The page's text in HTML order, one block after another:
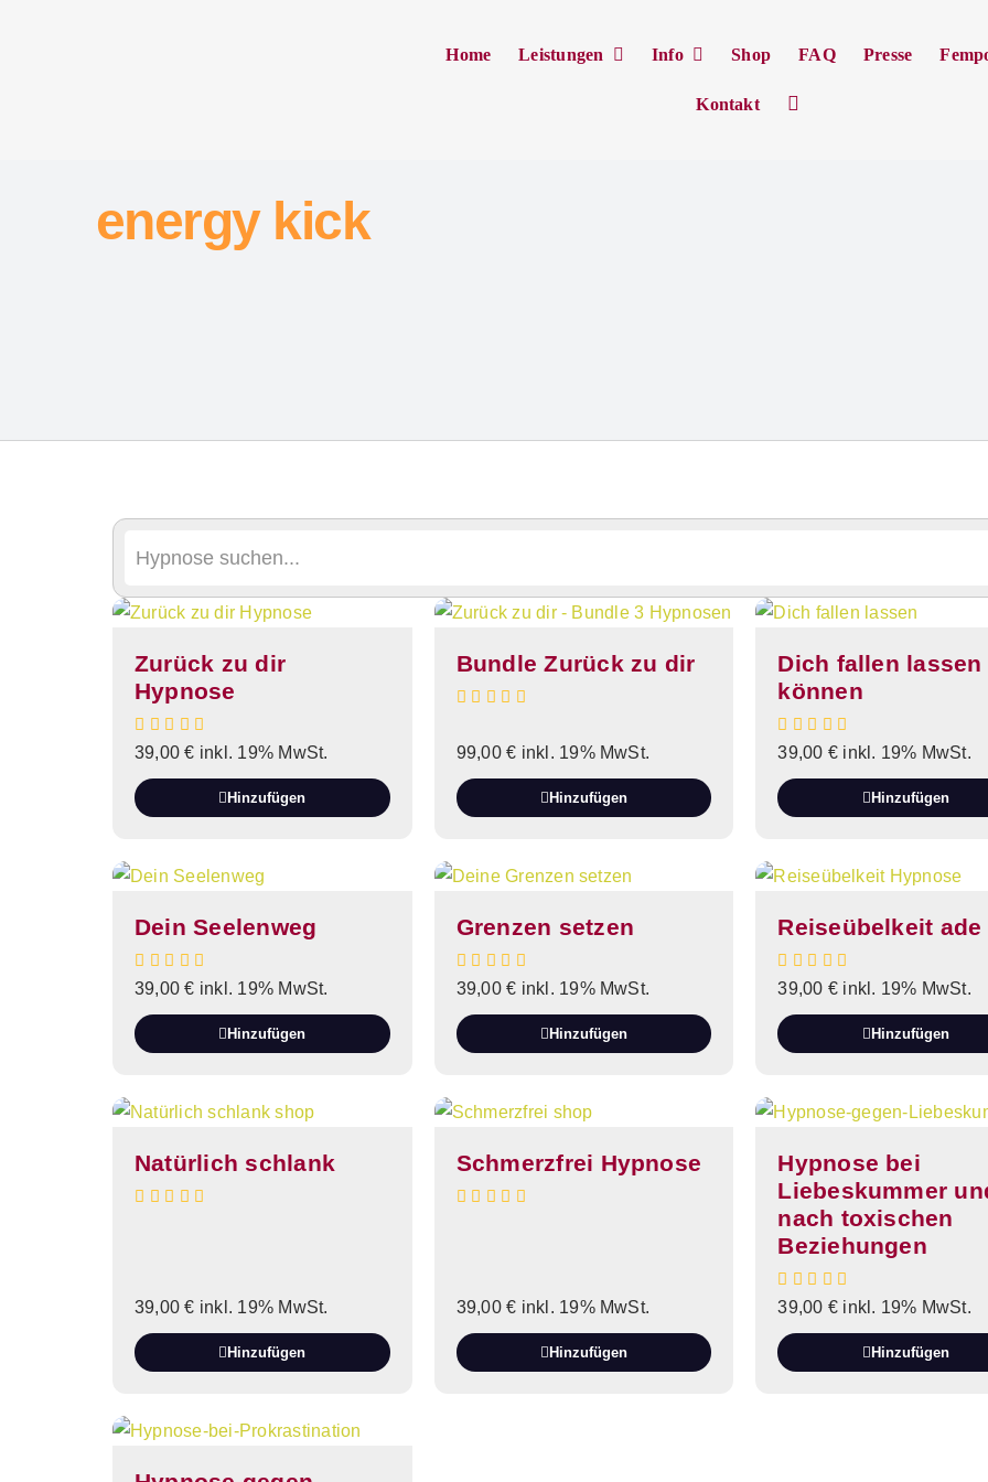
Home Leistungen Info Shop FAQ Presse
Kontakt
energy kick
Zurück zu dir
Hypnose
39,00€ inkl. 19% MwSt.
Hinzufügen
Bundle Zurück zu dir
99,00€ inkl. 19% MwSt.
Hinzufügen
Dich fallen lassen
können
39,00 € inkl. 19% MwSt.
Hinzufügen
Dein Seelenweg
39,00€ inkl. 19% MwSt.
Hinzufügen
Grenzen setzen
39,00€ inkl. 19% MwSt.
Hinzufügen
Reiseübelkeit ade
39,00 € inkl. 19% MwSt.
Hinzufügen
Natürlich schlank
39,00€ inkl. 19% MwSt.
Hinzufügen
Schmerzfrei Hypnose
39,00€ inkl. 19% MwSt.
Hinzufügen
Hypnose bei
Liebeskummer
nach toxischen
Beziehungen
39,00 € inkl. 19% MwSt.
Hinzufügen